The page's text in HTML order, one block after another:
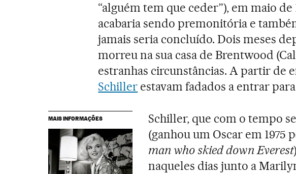
“alguém tem que ceder”), em maio
acabaria sendo premonitória e
jamais seria concluído. Dois meses
morreu na sua casa de Brentwood
estranhas circunstâncias. A partir de
Schiller estavam fadados a entrar
MAIS INFORMAÇÕES
Schiller, que com o tempo
(ganhou um Oscar em 1975
man who skied down Everest
naqueles dias junto a